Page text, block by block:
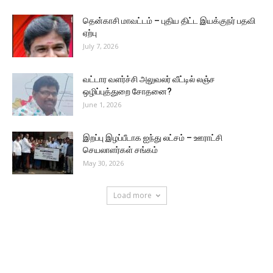
தென்காசி மாவட்டம் – புதிய திட்ட இயக்குநர் பதவி
ஏற்பு
July 7, 2026
வட்டார வளர்ச்சி அலுவலர் வீட்டில் லஞ்ச
ஒழிப்புத்துறை சோதனை?
June 1, 2026
இறப்பு இழப்பீடாக ஐந்து லட்சம் – ஊராட்சி
செயலாளர்கள் சங்கம்
May 30, 2026
Load more